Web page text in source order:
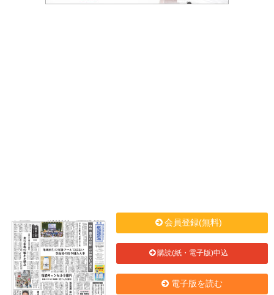
会員登録(無料)
購読(紙・電子版)申込
電子版を読む